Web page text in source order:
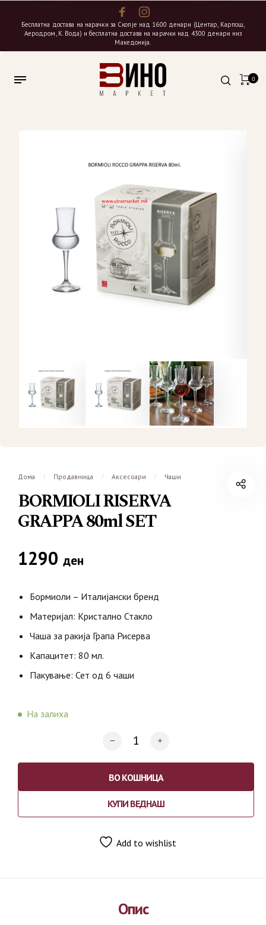
Бесплатна достава на нарачки за Скопје над 1600 денари (Центар, Карпош,
Аеродром, К. Вода) и бесплатна достава на нарачки над 4300 денари низ
Македонија.
0
Дома / Продавница / Аксесоари / Чаши
BORMIOLI RISERVA
GRAPPA 80ml SET
1290 ден
Бормиоли – Италијански бренд
Материјал: Кристално Стакло
Чаша за ракија Грапа Рисерва
Капацитет: 80 мл.
Пакување: Сет од 6 чаши
На залиха
ВО КОШНИЦА
КУПИ ВЕДНАШ
Add to wishlist
Опис